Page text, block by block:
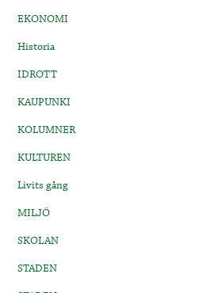
EKONOMI
Historia
IDROTT
KAUPUNKI
KOLUMNER
KULTUREN
Livits gång
MILJÖ
SKOLAN
STADEN